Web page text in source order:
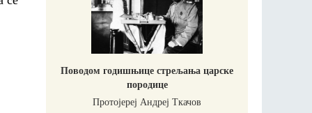
Поводом годишњице стрељања царске
породице
Протојереј Андреј Ткачов